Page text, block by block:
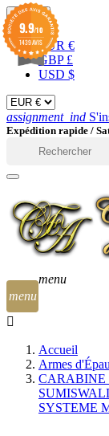
EUR 
EUR €
GBP £
USD $
assignment_ind
Expédition rapide /
menu
menu
Accueil
Armes
CARABINE
SYSTEME
9.9/10
1439 AVIS